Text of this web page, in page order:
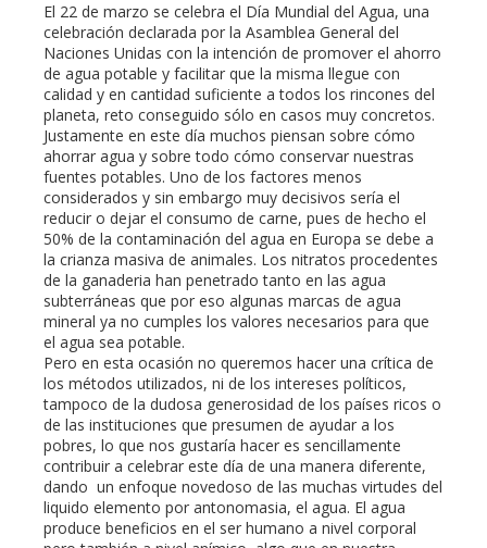
El 22 de marzo se celebra el Día Mundial del Agua, una
celebración declarada por la Asamblea General del
Naciones Unidas con la intención de promover el ahorro
de agua potable y facilitar que la misma llegue con
calidad y en cantidad suficiente a todos los rincones del
planeta, reto conseguido sólo en casos muy concretos.
Justamente en este día muchos piensan sobre cómo
ahorrar agua y sobre todo cómo conservar nuestras
fuentes potables. Uno de los factores menos
considerados y sin embargo muy decisivos sería el
reducir o dejar el consumo de carne, pues de hecho el
50% de la contaminación del agua en Europa se debe a
la crianza masiva de animales. Los nitratos procedentes
de la ganaderia han penetrado tanto en las agua
subterráneas que por eso algunas marcas de agua
mineral ya no cumples los valores necesarios para que
el agua sea potable.
Pero en esta ocasión no queremos hacer una crítica de
los métodos utilizados, ni de los intereses políticos,
tampoco de la dudosa generosidad de los países ricos o
de las instituciones que presumen de ayudar a los
pobres, lo que nos gustaría hacer es sencillamente
contribuir a celebrar este día de una manera diferente,
dando un enfoque novedoso de las muchas virtudes del
liquido elemento por antonomasia, el agua. El agua
produce beneficios en el ser humano a nivel corporal